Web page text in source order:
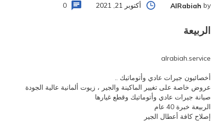
by
AlRabiah أكتوبر 21, 2021 0
الربيعة
alrabiah.service
أخصائيون جيرات عادي وأتوماتيك ..
عروض خاصة على تغيير الماكينة والجير ، زيوت ألمانية عالية الجودة
صيانة جيرات عادي وأتوماتيك وقطع غيارها
الربيعة خبرة 40 عام
إصلاح كافة أعطال الجير